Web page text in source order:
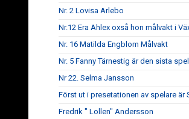
Nr. 2 Lovisa Arlebo
Nr.12 Era Ahlex oxså hon målvakt i
Nr. 16 Matilda Engblom Målvakt
Nr. 5 Fanny Tärnestig är den sista
Nr 22. Selma Jansson
Först ut i presetationen av spelare är
Fredrik " Lollen" Andersson